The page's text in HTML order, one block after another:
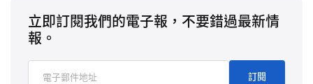
涯後，他與全球一線品牌展開系統性的合作，不只停
留在代言層面，更親自為 adidas 設計單板滑雪外
套，並持續與單板領軍品牌 Burton 聯手推出聯名雪
板作品。
立即訂閱我們的電子報，不要錯過最新情
報。
訂閱